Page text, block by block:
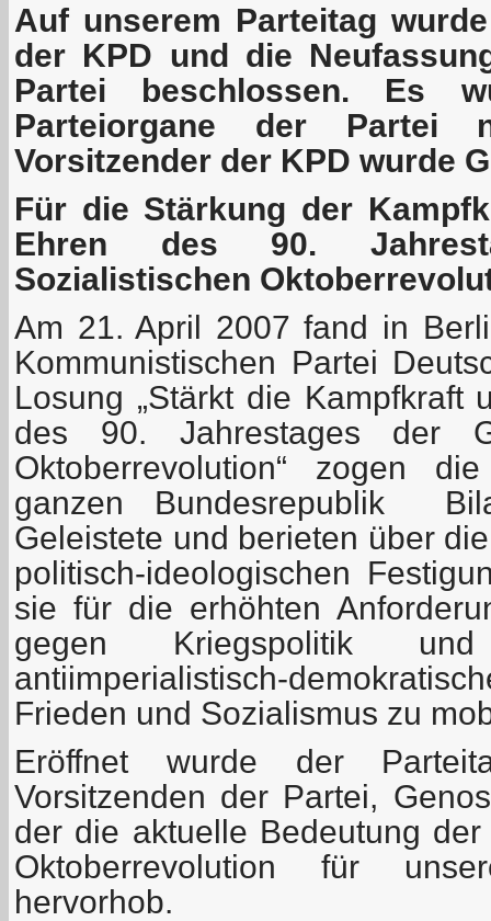
Auf unserem Parteitag
der KPD und die
Partei beschlossen. Es
Parteiorgane der Partei
Vorsitzender der KPD wurde
Für die Stärkung der
Ehren des 90.
Sozialistischen
Am 21. April 2007 fand in
Kommunistischen Partei
Losung „Stärkt die Kampfkraft
des 90. Jahrestages der
Oktoberrevolution“ zogen
ganzen Bundesrepublik
Geleistete und berieten über
politisch-ideologischen
sie für die erhöhten
gegen Kriegspolitik
antiimperialistisch-
Frieden und Sozialismus zu
Eröffnet wurde der
Vorsitzenden der Partei,
der die aktuelle Bedeutung
Oktoberrevolution für
hervorhob.